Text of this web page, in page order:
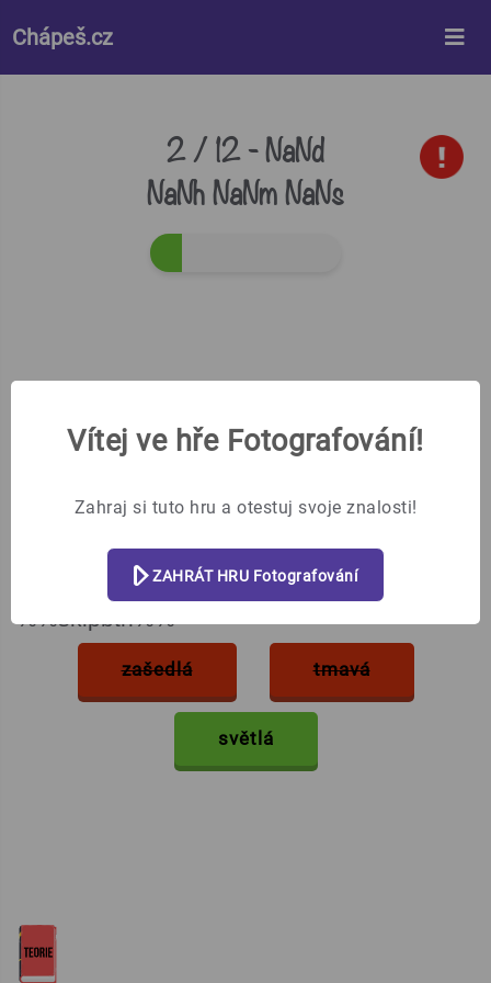
Chápeš.cz
2 / 12 -NaNd
NaNh NaNm NaNs
Jaká je fotografie, pokud její
histogram je převážně v pravé
části?
%%skipbtn%%
Vítej ve hře Fotografování!
Zahraj si tuto hru a otestuj svoje znalosti!
ZAHRÁT HRU Fotografování
zašedlá tmavá
světlá